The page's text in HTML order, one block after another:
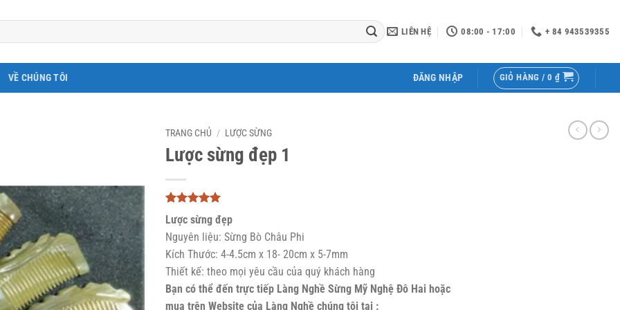
LIÊN HỆ 08:00 - 17:00 + 84 943539355
VỀ CHÚNG TÔI ĐĂNG NHẬP GIỎ HÀNG / 0 ₫
TRANG CHỦ / LƯỢC SỪNG
Lược sừng đẹp 1
5
trên 5
dựa trên
3
đánh giá
Lược sừng đẹp
Nguyên liệu: Sừng Bò Châu Phi
Kích Thước: 4-4.5cm x 18- 20cm x 5-7mm
Thiết kế: theo mọi yêu cầu của quý khách hàng
Bạn có thể đến trực tiếp Làng Nghề Sừng Mỹ Nghệ Đô Hai hoặc
mua trên Website của Làng Nghề chúng tôi tại :